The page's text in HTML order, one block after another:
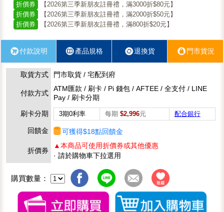
折價券
【2026第三季新朋友註冊禮，滿3000折$80元】
折價券
【2026第三季新朋友註冊禮，滿2000折$50元】
折價券
【2026第三季新朋友註冊禮，滿800折$20元】
付款說明 產品規格 退換貨 門市貨況
取貨方式 門市取貨 / 宅配到府
付款方式
ATM匯款 / 刷卡 / Pi 錢包 / AFTEE / 全支付 / LINE
Pay / 刷卡分期
刷卡分期
3期0利率 每期 $2,996元 配合銀行
回饋金 可獲得$18點回饋金
折價券
▲本商品可使用折價券或其他優惠
· 請於購物車下拉選用
購買數量：